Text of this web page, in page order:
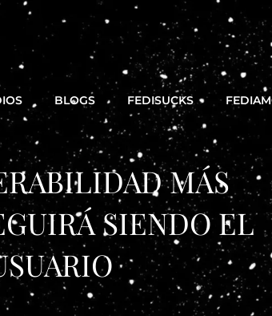
BLOGS FEDISUCKS
MÁS
SIENDO EL